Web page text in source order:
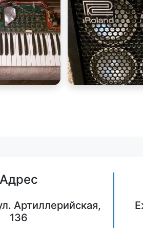
Адрес
Артиллерийская,
136